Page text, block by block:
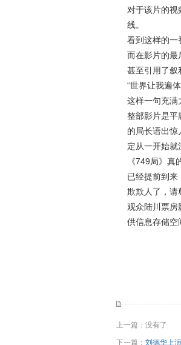
对于该片的视
线。
看到这样的一
而在影片的最
甚至引用了叙
“世界让我遍
这样一句充满
整部影片是平
的局长语出
定从一开始就
《749局》
已经提前到来
欺欺人了，请
观众陆川票房
供信息存储空
上一篇：没有了
下一篇： 刘德华上